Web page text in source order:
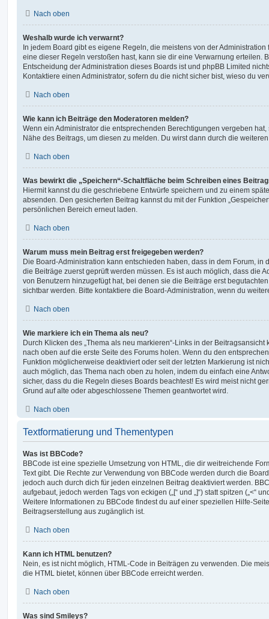
Nach oben
Weshalb wurde ich verwarnt?
In jedem Board gibt es eigene Regeln, die meistens von der
eine dieser Regeln verstoßen hast, kann sie dir eine Verwarnung erteilen.
Entscheidung der Administration dieses Boards ist und phpBB Limited
Kontaktiere einen Administrator, sofern du die nicht sicher bist, wieso du
Nach oben
Wie kann ich Beiträge den Moderatoren melden?
Wenn ein Administrator die entsprechenden Berechtigungen vergeben
Nähe des Beitrags, um diesen zu melden. Du wirst dann durch die
Nach oben
Was bewirkt die „Speichern“-Schaltfläche beim Schreiben eines
Hiermit kannst du die geschriebene Entwürfe speichern und zu einem
absenden. Den gesicherten Beitrag kannst du mit der Funktion
persönlichen Bereich erneut laden.
Nach oben
Warum muss mein Beitrag erst freigegeben werden?
Die Board-Administration kann entschieden haben, dass in dem Forum, in
die Beiträge zuerst geprüft werden müssen. Es ist auch möglich, dass die
von Benutzern hinzugefügt hat, bei denen sie die Beiträge erst
sichtbar werden. Bitte kontaktiere die Board-Administration, wenn du
Nach oben
Wie markiere ich ein Thema als neu?
Durch Klicken des „Thema als neu markieren“-Links in der
nach oben auf die erste Seite des Forums holen. Wenn du den
Funktion möglicherweise deaktiviert oder seit der letzten Markierung ist
auch möglich, das Thema nach oben zu holen, indem du einfach eine
sicher, dass du die Regeln dieses Boards beachtest! Es wird meist nicht
Grund auf alte oder abgeschlossene Themen geantwortet wird.
Nach oben
Textformatierung und Thementypen
Was ist BBCode?
BBCode ist eine spezielle Umsetzung von HTML, die dir weitreichende
Text gibt. Die Rechte zur Verwendung von BBCode werden durch die
jedoch auch durch dich für jeden einzelnen Beitrag deaktiviert werden.
aufgebaut, jedoch werden Tags von eckigen („[“ und „]“) statt spitzen („<“
Weitere Informationen zu BBCode findest du auf einer speziellen Hilfe-
Beitragserstellung aus zugänglich ist.
Nach oben
Kann ich HTML benutzen?
Nein, es ist nicht möglich, HTML-Code in Beiträgen zu verwenden. Die
die HTML bietet, können über BBCode erreicht werden.
Nach oben
Was sind Smileys?